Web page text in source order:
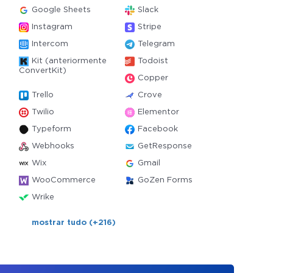
Google Sheets Slack
Instagram Stripe
Intercom Telegram
Kit (anteriormente
ConvertKit)
Todoist
Copper
Trello Crove
Twilio Elementor
Typeform Facebook
Webhooks GetResponse
Wix Gmail
WooCommerce GoZen Forms
Wrike
mostrar tudo (+216)